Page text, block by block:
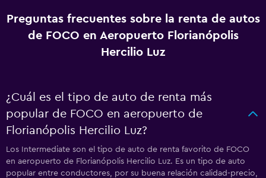
Preguntas frecuentes sobre la renta de autos
de FOCO en Aeropuerto Florianópolis
Hercilio Luz
¿Cuál es el tipo de auto de renta más
popular de FOCO en aeropuerto de
Florianópolis Hercilio Luz?
Los Intermediate son el tipo de auto de renta favorito de FOCO
en aeropuerto de Florianópolis Hercilio Luz. Es un tipo de auto
popular entre conductores, por su buena relación calidad-precio,